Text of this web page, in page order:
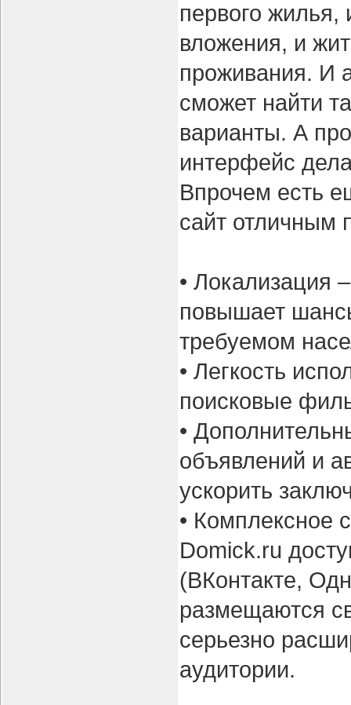
первого
вложения, и
проживания. И
сможет найти
варианты. А
интерфейс
Впрочем есть
сайт отличным
• Локализация
повышает
требуемом
• Легкость
поисковые
•
объявлений и
ускорить
• Комплексное
Domick.ru
(ВКонтакте,
размещаются
серьезно
аудитории.